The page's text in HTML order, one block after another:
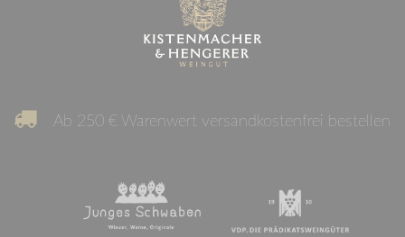
Ab 250 € Warenwert versandkostenfrei bestellen